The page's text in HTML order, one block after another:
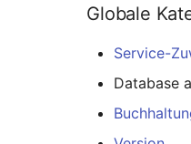
Globale
Service-
Database